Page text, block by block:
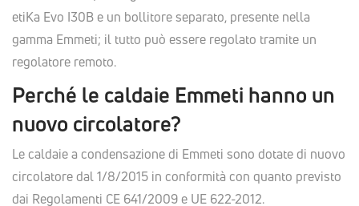
etiKa Evo I30B e un bollitore separato, presente nella
gamma Emmeti; il tutto può essere regolato tramite un
regolatore remoto.
Perché le caldaie Emmeti hanno un
nuovo circolatore?
Le caldaie a condensazione di Emmeti sono dotate di nuovo
circolatore dal 1/8/2015 in conformità con quanto previsto
dai Regolamenti CE 641/2009 e UE 622-2012.